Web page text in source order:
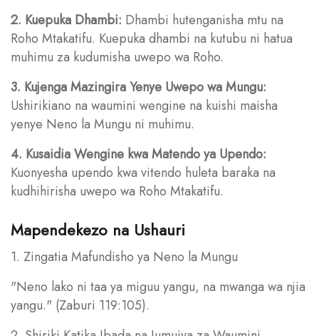
2. Kuepuka Dhambi: Dhambi hutenganisha mtu na
Roho Mtakatifu. Kuepuka dhambi na kutubu ni hatua
muhimu za kudumisha uwepo wa Roho.
3. Kujenga Mazingira Yenye Uwepo wa Mungu:
Ushirikiano na waumini wengine na kuishi maisha
yenye Neno la Mungu ni muhimu.
4. Kusaidia Wengine kwa Matendo ya Upendo:
Kuonyesha upendo kwa vitendo huleta baraka na
kudhihirisha uwepo wa Roho Mtakatifu.
Mapendekezo na Ushauri
1. Zingatia Mafundisho ya Neno la Mungu
"Neno lako ni taa ya miguu yangu, na mwanga wa njia
yangu." (Zaburi 119:105).